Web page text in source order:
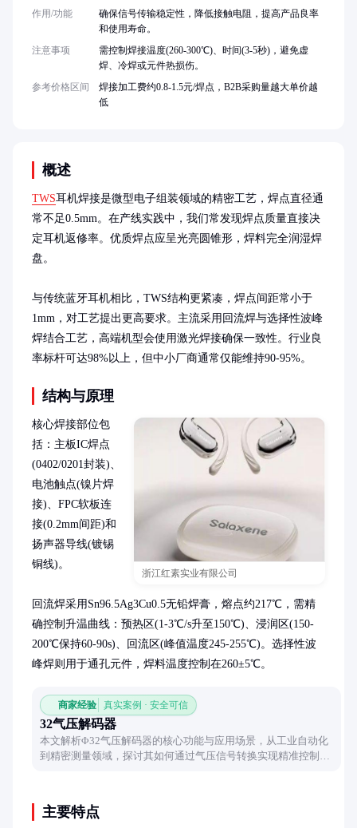
概述
TWS耳机焊接是微型电子组装领域的精密工艺，焊点直径通
常不足0.5mm。在产线实践中，我们常发现焊点质量直接决
定耳机返修率。优质焊点应呈光亮圆锥形，焊料完全润湿焊
盘。
与传统蓝牙耳机相比，TWS结构更紧凑，焊点间距常小于
1mm，对工艺提出更高要求。主流采用回流焊与选择性波峰
焊结合工艺，高端机型会使用激光焊接确保一致性。行业良
率标杆可达98%以上，但中小厂商通常仅能维持90-95%。
结构与原理
浙江红素实业有限公司
核心焊接部位包
括：主板IC焊点
(0402/0201封装)、
电池触点(镍片焊
接)、FPC软板连
接(0.2mm间距)和
扬声器导线(镀锡
铜线)。
回流焊采用Sn96.5Ag3Cu0.5无铅焊膏，熔点约217℃，需精
确控制升温曲线：预热区(1-3℃/s升至150℃)、浸润区(150-
200℃保持60-90s)、回流区(峰值温度245-255℃)。选择性波
峰焊则用于通孔元件，焊料温度控制在260±5℃。
商家经验 真实案例 · 安全可信
32气压解码器
本文解析Φ32气压解码器的核心功能与应用场景，从工业自动化
到精密测量领域，探讨其如何通过气压信号转换实现精准控制，
主要特点
作用/功能
确保信号传输稳定性，降低接触电阻，提高产品良率
和使用寿命。
注意事项
需控制焊接温度(260-300℃)、时间(3-5秒)，避免虚
焊、冷焊或元件热损伤。
参考价格区间
焊接加工费约0.8-1.5元/焊点，B2B采购量越大单价越
低